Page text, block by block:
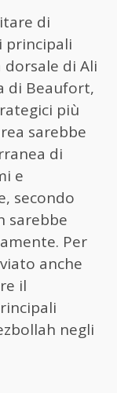
di
principali
di Ali
di Beaufort,
più
sarebbe
di
e
secondo
sarebbe
Per
anche
il
negli